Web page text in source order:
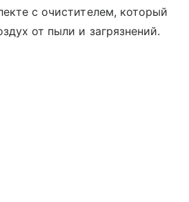
с очистителем, который
от пыли и загрязнений.